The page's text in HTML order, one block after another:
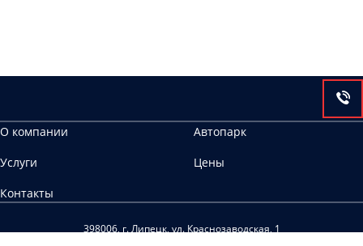
О компании
Автопарк
Услуги
Цены
Контакты
398006, г. Липецк, ул. Краснозаводская, 1